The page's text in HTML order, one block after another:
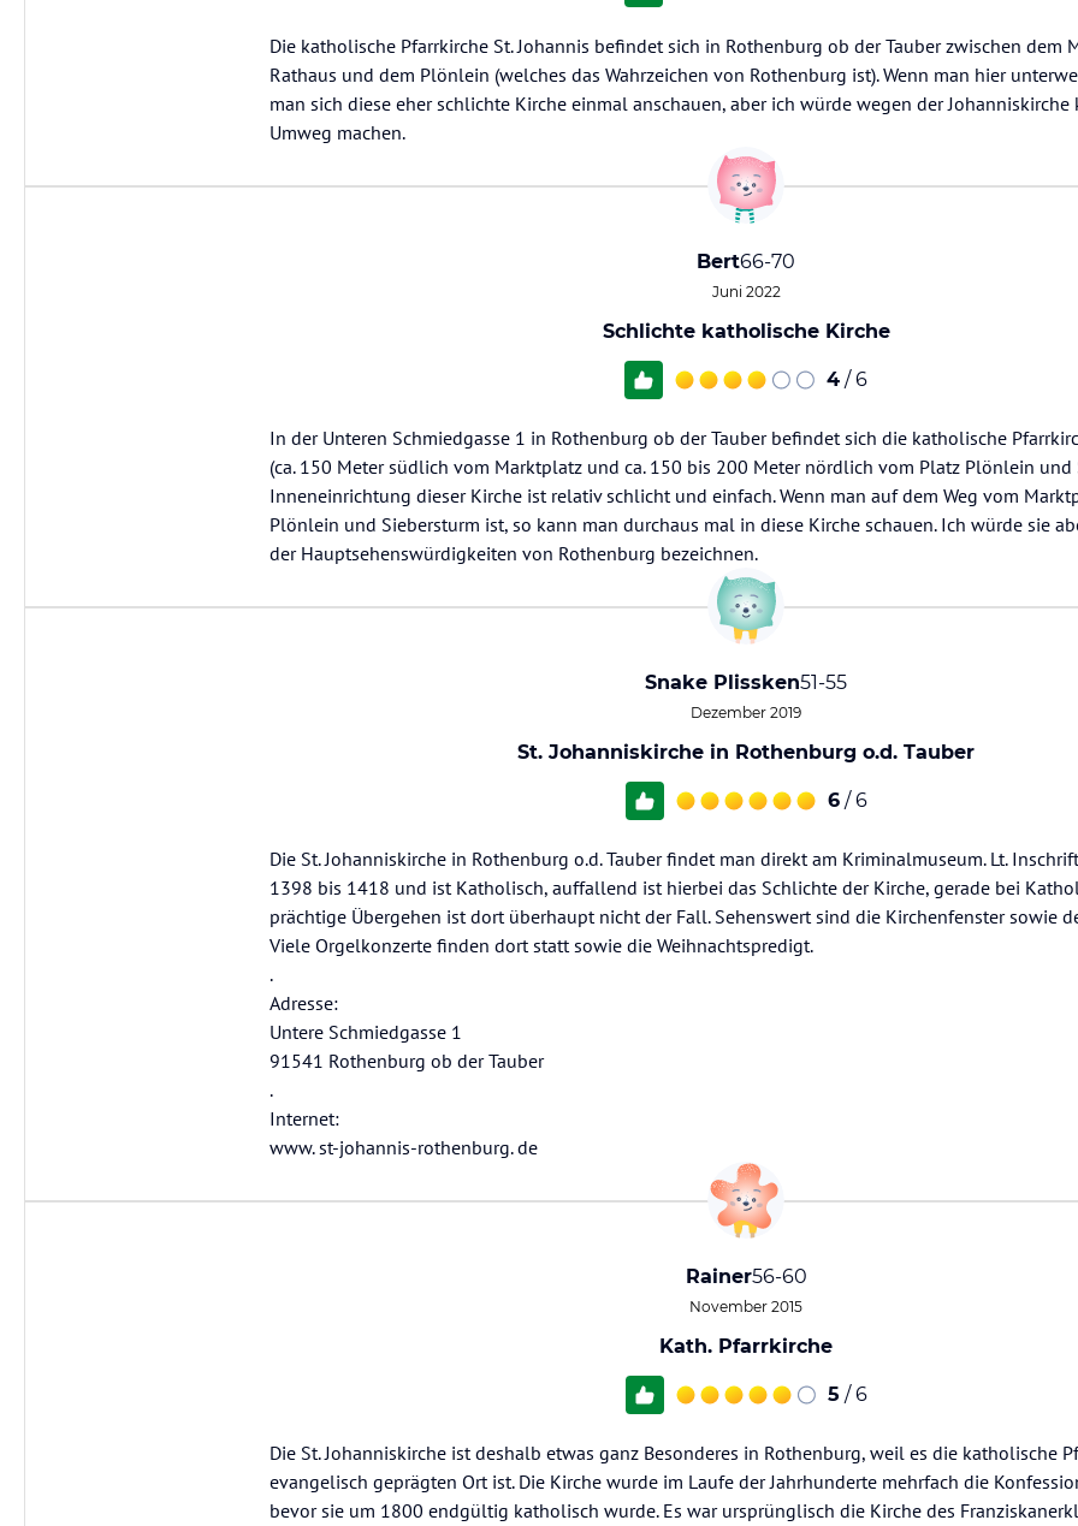
Die katholische Pfarrkirche St. Johannis befindet sich in Rothenburg ob der Tauber zwischen dem
Rathaus und dem Plönlein (welches das Wahrzeichen von Rothenburg ist). Wenn man hier
man sich diese eher schlichte Kirche einmal anschauen, aber ich würde wegen der Johanniskirche
Umweg machen.
Bert66-70
Juni 2022
Schlichte katholische Kirche
4 / 6
In der Unteren Schmiedgasse 1 in Rothenburg ob der Tauber befindet sich die katholische
(ca. 150 Meter südlich vom Marktplatz und ca. 150 bis 200 Meter nördlich vom Platz Plönlein und
Inneneinrichtung dieser Kirche ist relativ schlicht und einfach. Wenn man auf dem Weg vom
Plönlein und Siebersturm ist, so kann man durchaus mal in diese Kirche schauen. Ich würde sie
der Hauptsehenswürdigkeiten von Rothenburg bezeichnen.
Snake Plissken51-55
Dezember 2019
St. Johanniskirche in Rothenburg o.d. Tauber
6 / 6
Die St. Johanniskirche in Rothenburg o.d. Tauber findet man direkt am Kriminalmuseum. Lt.
1398 bis 1418 und ist Katholisch, auffallend ist hierbei das Schlichte der Kirche, gerade bei
prächtige Übergehen ist dort überhaupt nicht der Fall. Sehenswert sind die Kirchenfenster sowie
Viele Orgelkonzerte finden dort statt sowie die Weihnachtspredigt.
.
Adresse:
Untere Schmiedgasse 1
91541 Rothenburg ob der Tauber
.
Internet:
www. st-johannis-rothenburg. de
Rainer56-60
November 2015
Kath. Pfarrkirche
5 / 6
Die St. Johanniskirche ist deshalb etwas ganz Besonderes in Rothenburg, weil es die katholische
evangelisch geprägten Ort ist. Die Kirche wurde im Laufe der Jahrhunderte mehrfach die
bevor sie um 1800 endgültig katholisch wurde. Es war ursprünglisch die Kirche des